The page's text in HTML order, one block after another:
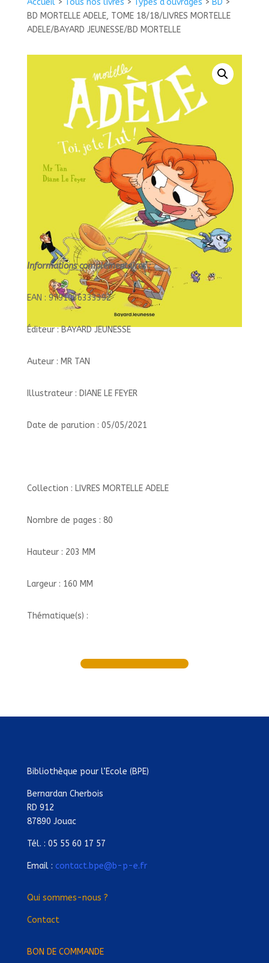
Accueil> Tous nos livres > Types d'ouvrages > BD >
BD MORTELLE ADELE, TOME 18/18/LIVRES MORTELLE
ADELE/BAYARD JEUNESSE/BD MORTELLE
MORTELLE
ADELE,
ADELE/BAYARD
JEUNESSE/BD
Informations complémentaires :
EAN : 9791036333392
Éditeur : BAYARD JEUNESSE
Auteur : MR TAN
Illustrateur : DIANE LE FEYER
Date de parution : 05/05/2021
Collection : LIVRES MORTELLE ADELE
Nombre de pages : 80
Hauteur : 203 MM
Largeur : 160 MM
Thématique(s) :
Bibliothèque pour l’Ecole (BPE)
Bernardan Cherbois
RD 912
87890 Jouac
Tél. : 05 55 60 17 57
Email : contact.bpe@b-p-e.fr
Qui sommes-nous ?
Contact
BON DE COMMANDE